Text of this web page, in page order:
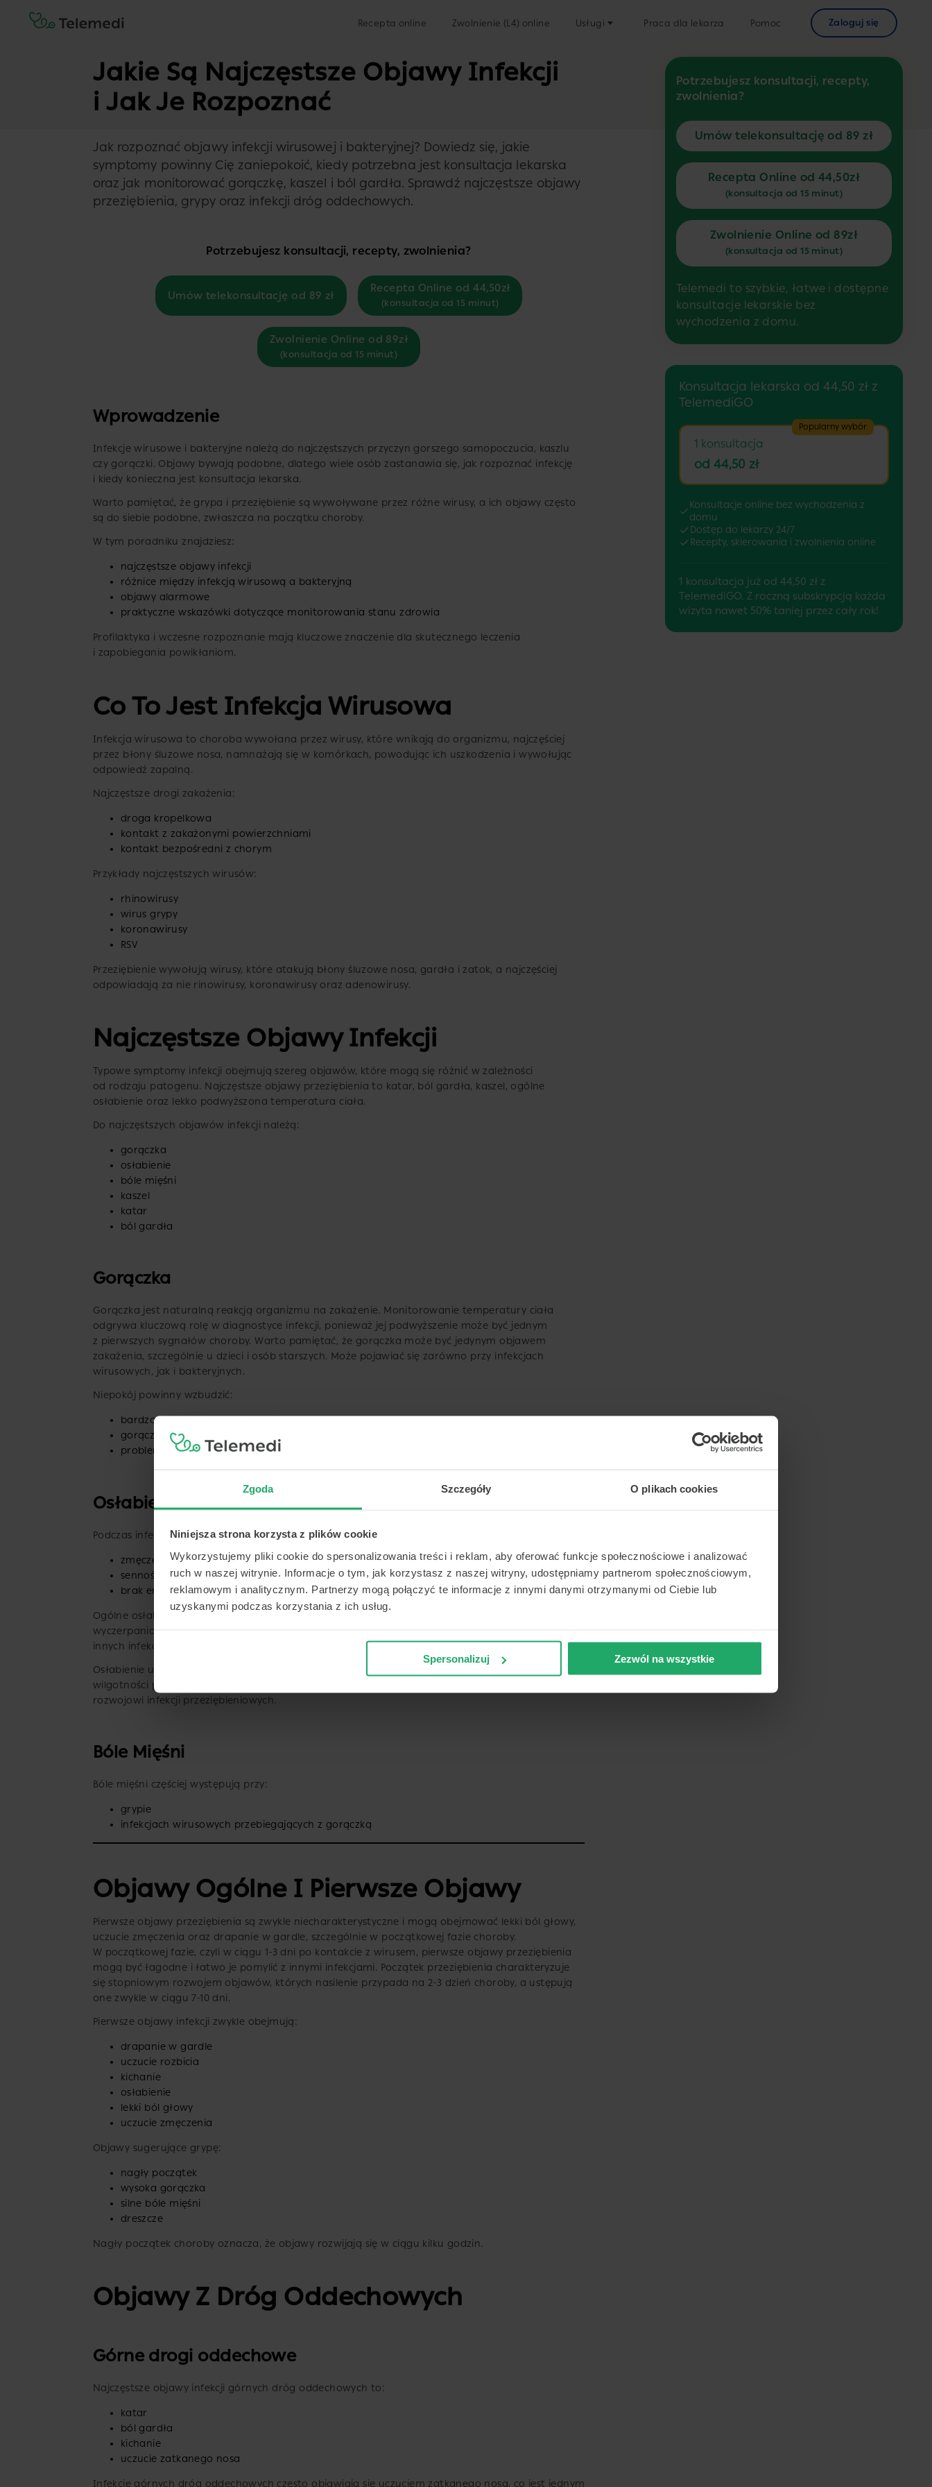
Zgoda Szczegóły O plikach cookies
Niniejsza strona korzysta z plików cookie
Wykorzystujemy pliki cookie do spersonalizowania treści i reklam, aby oferować funkcje społecznościowe i analizować
ruch w naszej witrynie. Informacje o tym, jak korzystasz z naszej witryny, udostępniamy partnerom społecznościowym,
reklamowym i analitycznym. Partnerzy mogą połączyć te informacje z innymi danymi otrzymanymi od Ciebie lub
uzyskanymi podczas korzystania z ich usług.
Spersonalizuj Zezwól na wszystkie
Recepta online Zwolnienie (L4) online Usługi Praca dla lekarza Pomoc Zaloguj się
Jakie Są Najczęstsze Objawy Infekcji
i Jak Je Rozpoznać
Jak rozpoznać objawy infekcji wirusowej i bakteryjnej? Dowiedz się, jakie
symptomy powinny Cię zaniepokoić, kiedy potrzebna jest konsultacja lekarska
oraz jak monitorować gorączkę, kaszel i ból gardła. Sprawdź najczęstsze objawy
przeziębienia, grypy oraz infekcji dróg oddechowych.
Potrzebujesz konsultacji, recepty, zwolnienia?
Umów telekonsultację od 89 zł
Recepta Online od 44,50zł
(konsultacja od 15 minut)
Zwolnienie Online od 89zł
(konsultacja od 15 minut)
Wprowadzenie
Infekcje wirusowe i bakteryjne należą do najczęstszych przyczyn gorszego samopoczucia, kaszlu
czy gorączki. Objawy bywają podobne, dlatego wiele osób zastanawia się, jak rozpoznać infekcję
i kiedy konieczna jest konsultacja lekarska.
Warto pamiętać, że grypa i przeziębienie są wywoływane przez różne wirusy, a ich objawy często
są do siebie podobne, zwłaszcza na początku choroby.
W tym poradniku znajdziesz:
najczęstsze objawy infekcji
różnice między infekcją wirusową a bakteryjną
objawy alarmowe
praktyczne wskazówki dotyczące monitorowania stanu zdrowia
Profilaktyka i wczesne rozpoznanie mają kluczowe znaczenie dla skutecznego leczenia
i zapobiegania powikłaniom.
Co To Jest Infekcja Wirusowa
Infekcja wirusowa to choroba wywołana przez wirusy, które wnikają do organizmu, najczęściej
przez błony śluzowe nosa, namnażają się w komórkach, powodując ich uszkodzenia i wywołując
odpowiedź zapalną.
Najczęstsze drogi zakażenia:
droga kropelkowa
kontakt z zakażonymi powierzchniami
kontakt bezpośredni z chorym
Przykłady najczęstszych wirusów:
rhinowirusy
wirus grypy
koronawirusy
RSV
Przeziębienie wywołują wirusy, które atakują błony śluzowe nosa, gardła i zatok, a najczęściej
odpowiadają za nie rinowirusy, koronawirusy oraz adenowirusy.
Najczęstsze Objawy Infekcji
Typowe symptomy infekcji obejmują szereg objawów, które mogą się różnić w zależności
od rodzaju patogenu. Najczęstsze objawy przeziębienia to katar, ból gardła, kaszel, ogólne
osłabienie oraz lekko podwyższona temperatura ciała.
Do najczęstszych objawów infekcji należą:
gorączka
osłabienie
bóle mięśni
kaszel
katar
ból gardła
Gorączka
Gorączka jest naturalną reakcją organizmu na zakażenie. Monitorowanie temperatury ciała
odgrywa kluczową rolę w diagnostyce infekcji, ponieważ jej podwyższenie może być jednym
z pierwszych sygnałów choroby. Warto pamiętać, że gorączka może być jedynym objawem
zakażenia, szczególnie u dzieci i osób starszych. Może pojawiać się zarówno przy infekcjach
wirusowych, jak i bakteryjnych.
Niepokój powinny wzbudzić:
bardzo wysoka temperatura ciała
gorączka utrzymująca się kilka dni
problemy z oddychaniem towarzyszące gorączce
Osłabienie
Podczas infekcji organizm zużywa więcej energii na walkę z patogenami. Typowe objawy to:
zmęczenie
senność
brak energii
Ogólne osłabienie jest częstym objawem infekcji układu oddechowego, obejmując uczucie
wyczerpania, rozbicie oraz brak energii, które mogą występować przy zapaleniu oskrzeli, płuc lub
innych infekcjach dolnych dróg oddechowych.
Osłabienie układu odpornościowego, spowodowane m.in. niską temperaturą, wahaniami
wilgotności powietrza, suchym powietrzem w pomieszczeniach oraz przemęczeniem, sprzyja
rozwojowi infekcji przeziębieniowych.
Bóle Mięśni
Bóle mięśni częściej występują przy:
grypie
infekcjach wirusowych przebiegających z gorączką
Objawy Ogólne I Pierwsze Objawy
Pierwsze objawy przeziębienia są zwykle niecharakterystyczne i mogą obejmować lekki ból głowy,
uczucie zmęczenia oraz drapanie w gardle, szczególnie w początkowej fazie choroby.
W początkowej fazie, czyli w ciągu 1-3 dni po kontakcie z wirusem, pierwsze objawy przeziębienia
mogą być łagodne i łatwo je pomylić z innymi infekcjami. Początek przeziębienia charakteryzuje
się stopniowym rozwojem objawów, których nasilenie przypada na 2-3 dzień choroby, a ustępują
one zwykle w ciągu 7-10 dni.
Pierwsze objawy infekcji zwykle obejmują:
drapanie w gardle
uczucie rozbicia
kichanie
osłabienie
lekki ból głowy
uczucie zmęczenia
Objawy sugerujące grypę:
nagły początek
wysoka gorączka
silne bóle mięśni
dreszcze
Nagły początek choroby oznacza, że objawy rozwijają się w ciągu kilku godzin.
Objawy Z Dróg Oddechowych
Górne drogi oddechowe
Najczęstsze objawy infekcji górnych dróg oddechowych to:
katar
ból gardła
kichanie
uczucie zatkanego nosa
Infekcje górnych dróg oddechowych często objawiają się uczuciem zatkanego nosa, co jest jednym
Potrzebujesz konsultacji, recepty,
zwolnienia?
Umów telekonsultację od 89 zł
Recepta Online od 44,50zł
(konsultacja od 15 minut)
Zwolnienie Online od 89zł
(konsultacja od 15 minut)
Telemedi to szybkie, łatwe i dostępne
konsultacje lekarskie bez
wychodzenia z domu.
Konsultacja lekarska od 44,50 zł z
TelemediGO
Popularny wybór
1 konsultacja
od 44,50 zł
Konsultacje online bez wychodzenia z
domu
Dostęp do lekarzy 24/7
Recepty, skierowania i zwolnienia online
1 konsultacja już od 44,50 zł z
TelemediGO. Z roczną subskrypcją każda
wizyta nawet 50% taniej przez cały rok!